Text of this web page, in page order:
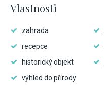
Vlastnosti
zahrada
recepce
historický objekt
výhled do přírody